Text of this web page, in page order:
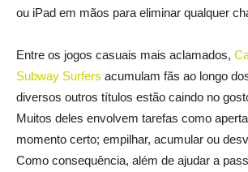
ou iPad em mãos para eliminar qualquer
Entre os jogos casuais mais aclamados,
Subway Surfers acumulam fãs ao longo
diversos outros títulos estão caindo no
Muitos deles envolvem tarefas como
momento certo; empilhar, acumular ou
Como consequência, além de ajudar a